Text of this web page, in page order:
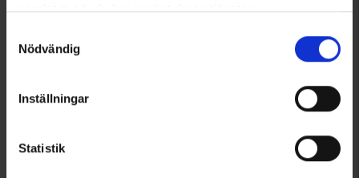
samlat in när du har använt deras tjänster.
Nödvändig
Inställningar
Statistik